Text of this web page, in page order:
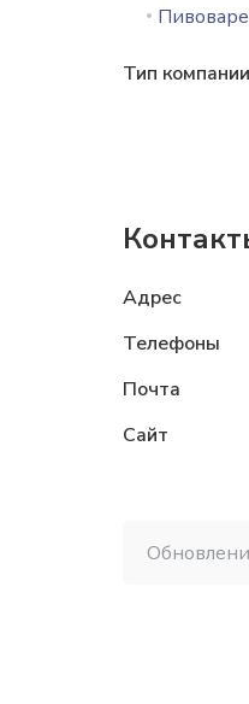
Тип
Адрес
Телефоны
Почта
Сайт